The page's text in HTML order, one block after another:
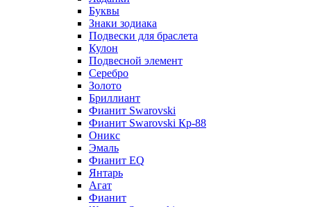
Буквы
Знаки зодиака
Подвески для браслета
Кулон
Подвесной элемент
Серебро
Золото
Бриллиант
Фианит Swarovski
Фианит Swarovski Кр-88
Оникс
Эмаль
Фианит EQ
Янтарь
Агат
Фианит